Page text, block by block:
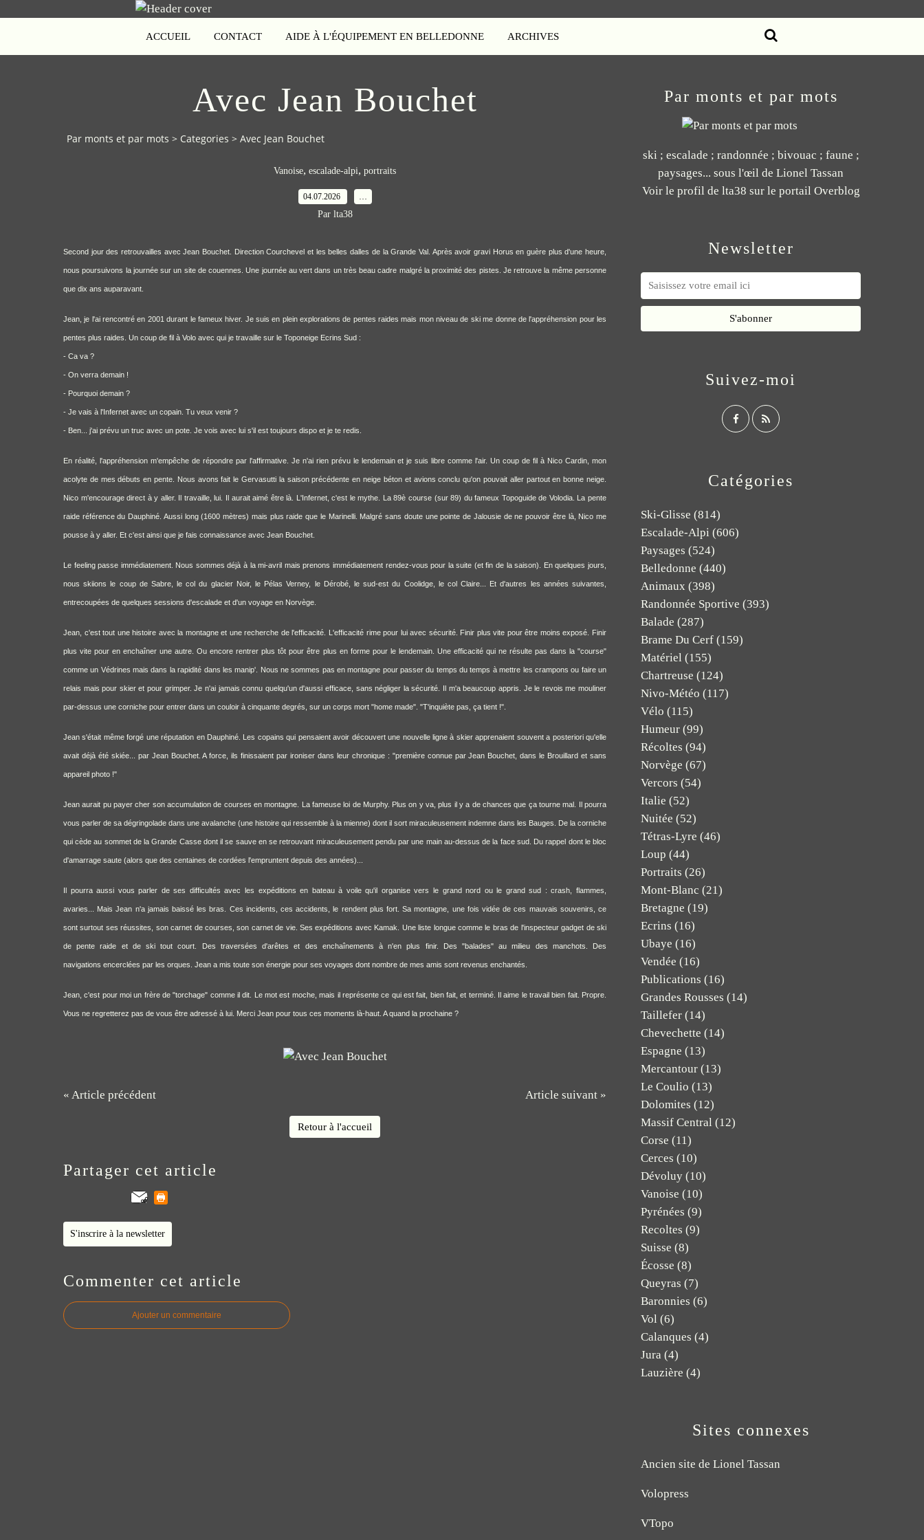
ACCUEIL CONTACT AIDE À L'ÉQUIPEMENT EN BELLEDONNE ARCHIVES
Avec Jean Bouchet
Par monts et par mots > Categories > Avec Jean Bouchet
Vanoise, escalade-alpi, portraits
04.07.2026
Par lta38
Second jour des retrouvailles avec Jean Bouchet. Direction Courchevel et les belles dalles de la Grande Val. Après avoir gravi Horus en guère plus d'une heure,
nous poursuivons la journée sur un site de couennes. Une journée au vert dans un très beau cadre malgré la proximité des pistes. Je retrouve la même personne
que dix ans auparavant.
Jean, je l'ai rencontré en 2001 durant le fameux hiver. Je suis en plein explorations de pentes raides mais mon niveau de ski me donne de l'appréhension pour les
pentes plus raides. Un coup de fil à Volo avec qui je travaille sur le Toponeige Ecrins Sud :
- Ca va ?
- On verra demain !
- Pourquoi demain ?
- Je vais à l'Infernet avec un copain. Tu veux venir ?
- Ben... j'ai prévu un truc avec un pote. Je vois avec lui s'il est toujours dispo et je te redis.
En réalité, l'appréhension m'empêche de répondre par l'affirmative. Je n'ai rien prévu le lendemain et je suis libre comme l'air. Un coup de fil à Nico Cardin, mon
acolyte de mes débuts en pente. Nous avons fait le Gervasutti la saison précédente en neige béton et avions conclu qu'on pouvait aller partout en bonne neige.
Nico m'encourage direct à y aller. Il travaille, lui. Il aurait aimé être là. L'Infernet, c'est le mythe. La 89è course (sur 89) du fameux Topoguide de Volodia. La pente
raide référence du Dauphiné. Aussi long (1600 mètres) mais plus raide que le Marinelli. Malgré sans doute une pointe de Jalousie de ne pouvoir être là, Nico me
pousse à y aller. Et c'est ainsi que je fais connaissance avec Jean Bouchet.
Le feeling passe immédiatement. Nous sommes déjà à la mi-avril mais prenons immédiatement rendez-vous pour la suite (et fin de la saison). En quelques jours,
nous skiions le coup de Sabre, le col du glacier Noir, le Pélas Verney, le Dérobé, le sud-est du Coolidge, le col Claire... Et d'autres les années suivantes,
entrecoupées de quelques sessions d'escalade et d'un voyage en Norvège.
Jean, c'est tout une histoire avec la montagne et une recherche de l'efficacité. L'efficacité rime pour lui avec sécurité. Finir plus vite pour être moins exposé. Finir
plus vite pour en enchaîner une autre. Ou encore rentrer plus tôt pour être plus en forme pour le lendemain. Une efficacité qui ne résulte pas dans la "course"
comme un Védrines mais dans la rapidité dans les manip'. Nous ne sommes pas en montagne pour passer du temps du temps à mettre les crampons ou faire un
relais mais pour skier et pour grimper. Je n'ai jamais connu quelqu'un d'aussi efficace, sans négliger la sécurité. Il m'a beaucoup appris. Je le revois me mouliner
par-dessus une corniche pour entrer dans un couloir à cinquante degrés, sur un corps mort "home made". "T'inquiète pas, ça tient !".
Jean s'était même forgé une réputation en Dauphiné. Les copains qui pensaient avoir découvert une nouvelle ligne à skier apprenaient souvent a posteriori qu'elle
avait déjà été skiée... par Jean Bouchet. A force, ils finissaient par ironiser dans leur chronique : "première connue par Jean Bouchet, dans le Brouillard et sans
appareil photo !"
Jean aurait pu payer cher son accumulation de courses en montagne. La fameuse loi de Murphy. Plus on y va, plus il y a de chances que ça tourne mal. Il pourra
vous parler de sa dégringolade dans une avalanche (une histoire qui ressemble à la mienne) dont il sort miraculeusement indemne dans les Bauges. De la corniche
qui cède au sommet de la Grande Casse dont il se sauve en se retrouvant miraculeusement pendu par une main au-dessus de la face sud. Du rappel dont le bloc
d'amarrage saute (alors que des centaines de cordées l'empruntent depuis des années)...
Il pourra aussi vous parler de ses difficultés avec les expéditions en bateau à voile qu'il organise vers le grand nord ou le grand sud : crash, flammes,
avaries... Mais Jean n'a jamais baissé les bras. Ces incidents, ces accidents, le rendent plus fort. Sa montagne, une fois vidée de ces mauvais souvenirs, ce
sont surtout ses réussites, son carnet de courses, son carnet de vie. Ses expéditions avec Kamak . Une liste longue comme le bras de l'inspecteur gadget de ski
de pente raide et de ski tout court. Des traversées d'arêtes et des enchaînements à n'en plus finir. Des "balades" au milieu des manchots. Des
navigations encerclées par les orques. Jean a mis toute son énergie pour ses voyages dont nombre de mes amis sont revenus enchantés.
Jean, c'est pour moi un frère de "torchage" comme il dit. Le mot est moche, mais il représente ce qui est fait, bien fait, et terminé. Il aime le travail bien fait. Propre.
Vous ne regretterez pas de vous être adressé à lui. Merci Jean pour tous ces moments là-haut. A quand la prochaine ?
« Article précédent Article suivant »
Retour à l'accueil
Partager cet article
S'inscrire à la newsletter
Commenter cet article
Ajouter un commentaire
Newsletter
Catégories
Ski-Glisse (814)
Escalade-Alpi (606)
Paysages (524)
Belledonne (440)
Animaux (398)
Randonnée Sportive (393)
Balade (287)
Brame Du Cerf (159)
Matériel (155)
Chartreuse (124)
Nivo-Météo (117)
Vélo (115)
Humeur (99)
Récoltes (94)
Norvège (67)
Vercors (54)
Italie (52)
Nuitée (52)
Tétras-Lyre (46)
Loup (44)
Portraits (26)
Mont-Blanc (21)
Bretagne (19)
Ecrins (16)
Ubaye (16)
Vendée (16)
Publications (16)
Grandes Rousses (14)
Taillefer (14)
Chevechette (14)
Espagne (13)
Mercantour (13)
Le Coulio (13)
Dolomites (12)
Massif Central (12)
Corse (11)
Cerces (10)
Dévoluy (10)
Vanoise (10)
Pyrénées (9)
Recoltes (9)
Suisse (8)
Écosse (8)
Queyras (7)
Baronnies (6)
Vol (6)
Calanques (4)
Jura (4)
Lauzière (4)
Par monts et par mots
ski ; escalade ; randonnée ; bivouac ; faune ;
paysages... sous l'œil de Lionel Tassan
Voir le profil de lta38 sur le portail Overblog
Suivez-moi
Sites connexes
Ancien site de Lionel Tassan
Volopress
VTopo